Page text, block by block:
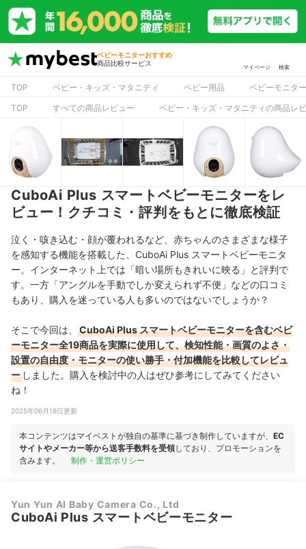
ベビーモニターおすすめ
商品比較サービス
マイページ 検索
TOP ベビー・キッズ・マタニティ ベビー用品
ベビーモニター
TOP
すべての商品レビュー ベビー・キッズ・マタニティの商品レ
CuboAi Plus スマートベビーモニターをレ
ビュー！クチコミ・評判をもとに徹底検証
泣く・咳き込む・顔が覆われるなど、赤ちゃんのさまざまな様子
を感知する機能を搭載した、CuboAi Plus スマートベビーモニタ
ー。インターネット上では「暗い場所もきれいに映る」と評判で
す。一方「アングルを手動でしか変えられず不便」などの口コミ
もあり、購入を迷っている人も多いのではないでしょうか？
そこで今回は、
CuboAi Plus スマートベビーモニターを含むベビ
ーモニター全19商品を実際に使用して、検知性能・画質のよさ・
設置の自由度・モニターの使い勝手・付加機能を比較してレビュ
ー しました。購入を検討中の人はぜひ参考にしてみてください
ね！
2025年06月19日更新
本コンテンツはマイベストが独自の基準に基づき制作していますが、 EC
サイトやメーカー等から送客手数料を受領しており、プロモーションを
含みます。
制作・運営ポリシー
Yun Yun AI Baby Camera Co., Ltd
CuboAi Plus スマートベビーモニター